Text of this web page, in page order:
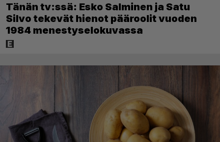
Tänän tv:ssä: Esko Salminen ja Satu
Silvo tekevät hienot pääroolit vuoden
1984 menestyselokuvassa